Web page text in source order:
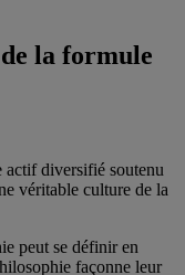
la formule
diversifié soutenu
véritable culture de la
peut se définir en
façonne leur